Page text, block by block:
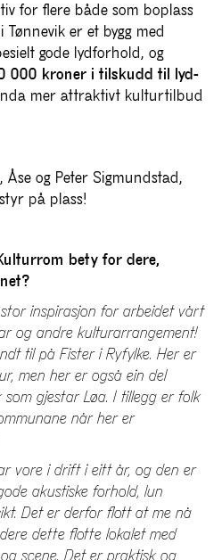
for flere både som boplass
er et bygg med
gode lydforhold, og
000 kroner i tilskudd til lyd-
mer attraktivt kulturtilbud
og Peter Sigmundstad,
på plass!
bety for dere,
inspirasjon for arbeidet vårt
og andre kulturarrangement!
til på Fister i Ryfylke. Her er
men her er også ein del
gjestar Løa. I tillegg er folk
når her er
vore i drift i eitt år, og den er
akustiske forhold, lun
Det er derfor flott at me nå
dette flotte lokalet med